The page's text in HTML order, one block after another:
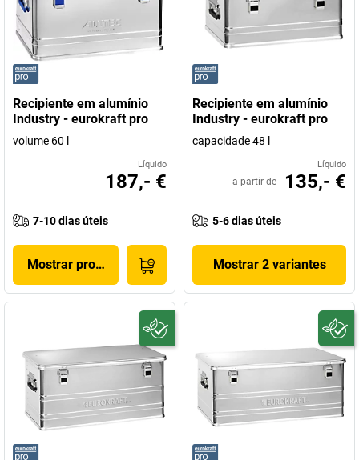
Recipiente em alumínio
Industry - eurokraft pro
volume 60 l
Líquido
187,- €
7-10 dias úteis
Mostrar produto
Recipiente em alumínio
Industry - eurokraft pro
capacidade 48 l
Líquido
a partir de 135,- €
5-6 dias úteis
Mostrar 2 variantes